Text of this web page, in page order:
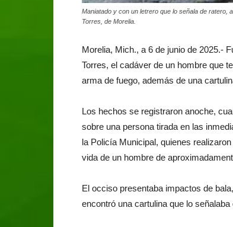
Maniatado y con un letrero que lo señala de ratero,
Torres, de Morelia.
Morelia, Mich., a 6 de junio de 2025.-
Torres, el cadáver de un hombre que
arma de fuego, además de una
Los hechos se registraron anoche,
sobre una persona tirada en las
la Policía Municipal, quienes
vida de un hombre de
El occiso presentaba impactos de
encontró una cartulina que lo señalaba